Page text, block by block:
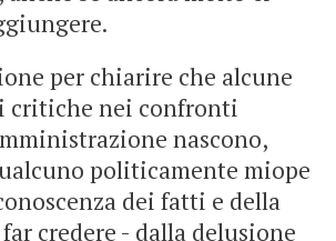
per chiarire che alcune
critiche nei confronti
nascono,
politicamente miope
dei fatti e della
credere - dalla delusione